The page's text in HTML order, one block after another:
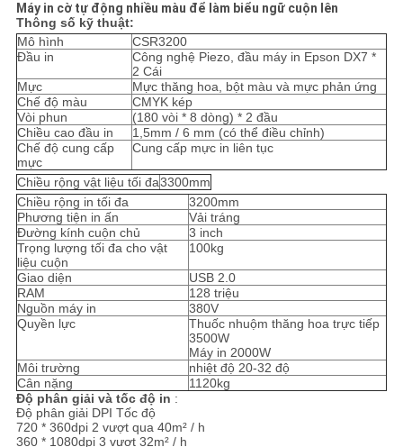
COMPANY
NEWS
SƠ
ĐỒ
TRANG
WEB
CHÍNH
SÁCH
BẢO
MẬT
Máy in cờ tự động nhiều màu để làm biểu ngữ cuộn lên
Thông số kỹ thuật:
Mô hình
CSR3200
Đầu in
Công nghệ Piezo, đầu máy in Epson DX7 *
2 Cái
Mực
Mực thăng hoa, bột màu và mực phản ứng
Chế độ màu
CMYK kép
Vòi phun
(180 vòi * 8 dòng) * 2 đầu
Chiều cao đầu in
1,5mm / 6 mm (có thể điều chỉnh)
Chế độ cung cấp
mực
Cung cấp mực in liên tục
Chiều rộng vật liệu tối đa3300mm
Chiều rộng in tối đa
3200mm
Phương tiện in ấn
Vải tráng
Đường kính cuộn chủ
3 inch
Trọng lượng tối đa cho vật
liệu cuộn
100kg
Giao diện
USB 2.0
RAM
128 triệu
Nguồn máy in
380V
Quyền lực
Thuốc nhuộm thăng hoa trực tiếp
3500W
Máy in 2000W
Môi trường
nhiệt độ 20-32 độ
Cân nặng
1120kg
Độ phân giải và tốc độ in :
Độ phân giải DPI Tốc độ
720 * 360dpi 2 vượt qua 40m² / h
360 * 1080dpi 3 vượt 32m² / h